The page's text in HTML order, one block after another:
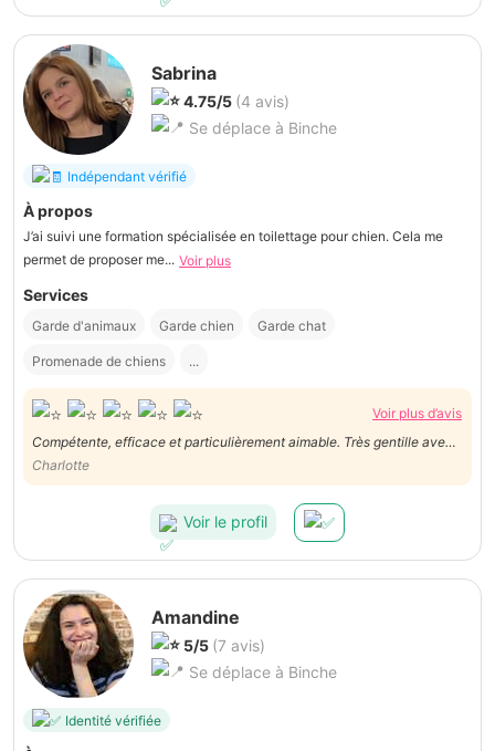
Sabrina
4.75/5 (4 avis)
Se déplace à Binche
Indépendant vérifié
À propos
J’ai suivi une formation spécialisée en toilettage pour chien. Cela me
permet de proposer me... Voir plus
Services
Garde d'animaux Garde chien Garde chat
Promenade de chiens ...
Voir plus d’avis
Compétente, efficace et particulièrement aimable. Très gentille avec
mon petit chien.
Charlotte
Voir le profil
Amandine
5/5 (7 avis)
Se déplace à Binche
Identité vérifiée